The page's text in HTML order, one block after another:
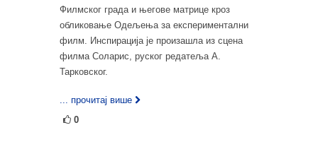
Филмског града и његове матрице кроз
обликовање Одељења за експериментални
филм. Инспирација је произашла из сцена
филма Соларис, руског редатеља А.
Тарковског.
... прочитај више
0